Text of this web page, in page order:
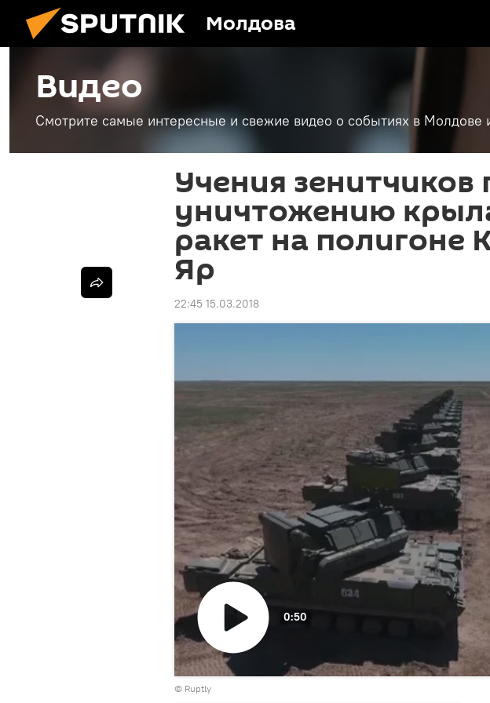
Молдова
Видео
Смотрите самые интересные и свежие видео о событиях в Молдове
Учения зенитчиков
уничтожению
ракет на полигоне
Яр
22:45 15.03.2018
Воспроизвести
0:50
© Ruptly